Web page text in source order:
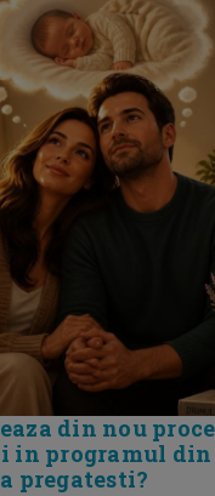
din nou
in programul din
pregatesti?